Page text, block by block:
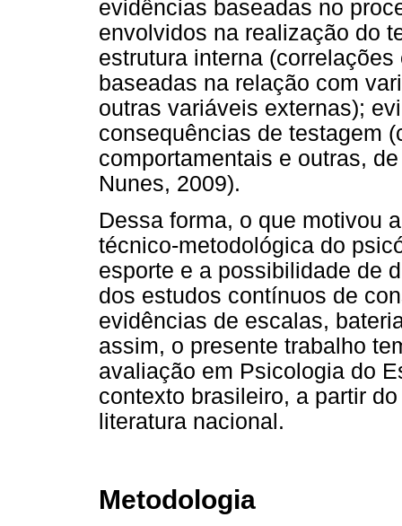
evidências baseadas no
envolvidos na realização do
estrutura interna
baseadas na relação com
outras variáveis externas);
consequências de testagem
comportamentais e outras,
Nunes, 2009).
Dessa forma, o que motivou
técnico-metodológica do
esporte e a possibilidade de
dos estudos contínuos de
evidências de escalas,
assim, o presente trabalho
avaliação em Psicologia do
contexto brasileiro, a partir
literatura nacional.
Metodologia